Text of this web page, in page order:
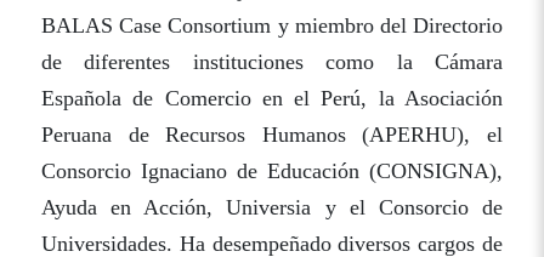
BALAS Case Consortium y miembro del Directorio
de diferentes instituciones como la Cámara
Española de Comercio en el Perú, la Asociación
Peruana de Recursos Humanos (APERHU), el
Consorcio Ignaciano de Educación (CONSIGNA),
Ayuda en Acción, Universia y el Consorcio de
Universidades. Ha desempeñado diversos cargos de